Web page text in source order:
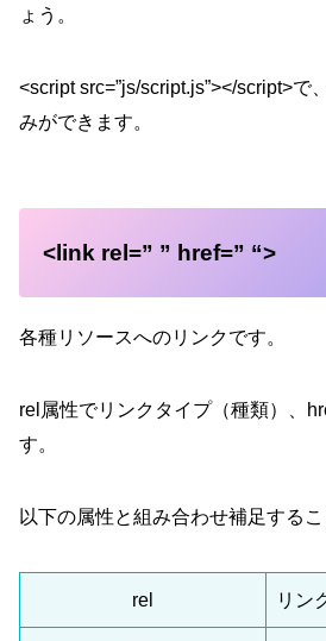
ょう。
<script src=”js/script.js”></script>で
みができます。
<link rel=” ” href=” “>
各種リソースへのリンクです。
rel属性でリンクタイプ（種類）、
す。
以下の属性と組み合わせ補足するこ
rel リン